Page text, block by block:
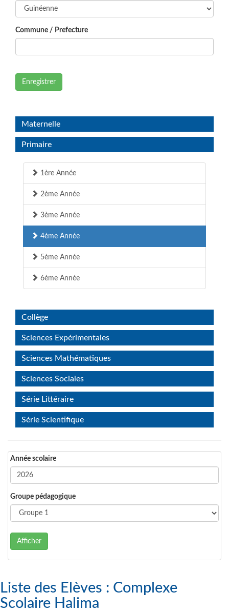
Commune / Prefecture
Enregistrer
Maternelle
Primaire
1ère Année
2ème Année
3ème Année
4ème Année
5ème Année
6ème Année
Collège
Sciences Expérimentales
Sciences Mathématiques
Sciences Sociales
Série Littéraire
Série Scientifique
Année scolaire
Groupe pédagogique
Afficher
Liste des Elèves : Complexe
Scolaire Halima